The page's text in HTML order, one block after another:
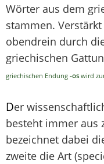
Wörter aus dem
stammen.
obendrein durch
griechischen
griechischen Endung -os wird
Der
besteht immer aus
bezeichnet dabei
zweite die Art